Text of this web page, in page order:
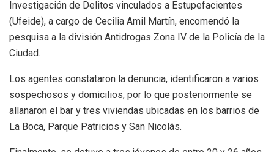
Investigación de Delitos vinculados a Estupefacientes
(Ufeide), a cargo de Cecilia Amil Martín, encomendó la
pesquisa a la división Antidrogas Zona IV de la Policía de la
Ciudad.
Los agentes constataron la denuncia, identificaron a varios
sospechosos y domicilios, por lo que posteriormente se
allanaron el bar y tres viviendas ubicadas en los barrios de
La Boca, Parque Patricios y San Nicolás.